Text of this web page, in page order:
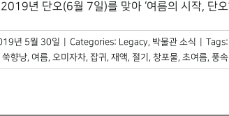
년 단오(6월 7일)를 맞아 ‘여름의 시작, 단오
년 5월 30일 Categories: Legacy, 박물관 소식 Tags:
쑥향낭, 여름, 오미자차, 잡귀 , 재액, 절기 , 창포물, 초여름, 풍속